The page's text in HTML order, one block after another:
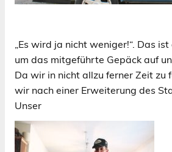
„Es wird ja nicht weniger!“. Das
um das mitgeführte Gepäck auf
Da wir in nicht allzu ferner Zeit zu
wir nach einer Erweiterung des
Unser